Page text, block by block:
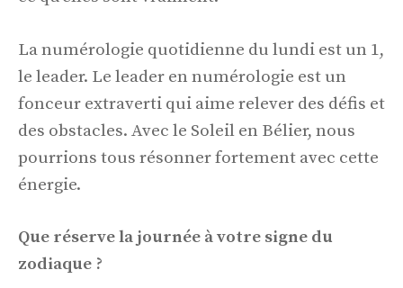
La numérologie quotidienne du lundi est un 1,
le leader. Le leader en numérologie est un
fonceur extraverti qui aime relever des défis et
des obstacles. Avec le Soleil en Bélier, nous
pourrions tous résonner fortement avec cette
énergie.
Que réserve la journée à votre signe du
zodiaque ?